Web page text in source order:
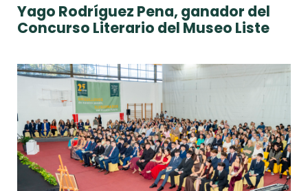
Yago Rodríguez Pena, ganador del
Concurso Literario del Museo Liste